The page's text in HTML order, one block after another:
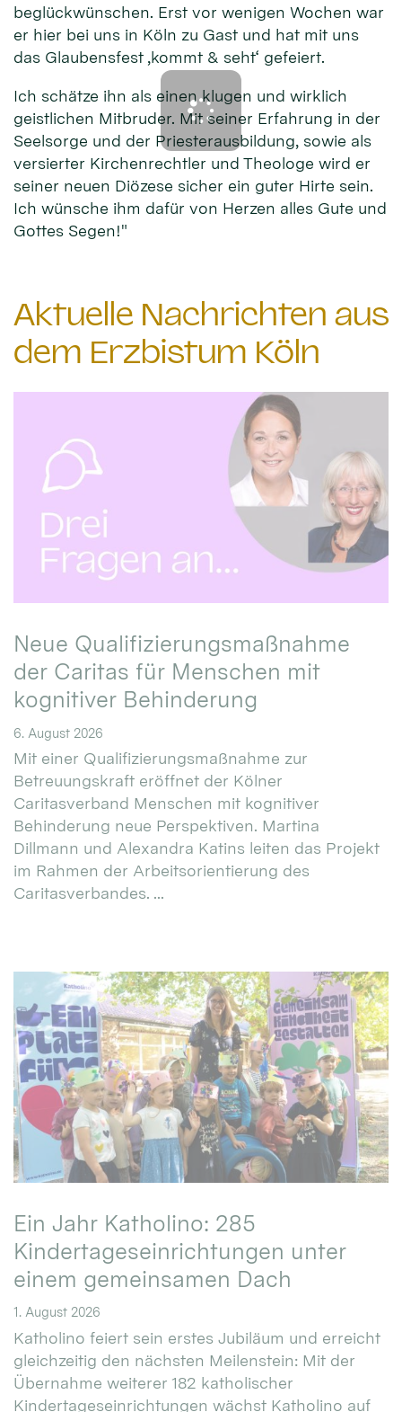
beglückwünschen. Erst vor wenigen Wochen war
er hier bei uns in Köln zu Gast und hat mit uns
das Glaubensfest ‚kommt & seht‘ gefeiert.
Ich schätze ihn als einen klugen und wirklich
geistlichen Mitbruder. Mit seiner Erfahrung in der
Seelsorge und der Priesterausbildung, sowie als
versierter Kirchenrechtler und Theologe wird er
seiner neuen Diözese sicher ein guter Hirte sein.
Ich wünsche ihm dafür von Herzen alles Gute und
Gottes Segen!"
Aktuelle Nachrichten aus
dem Erzbistum Köln
Neue Qualifizierungsmaßnahme
der Caritas für Menschen mit
kognitiver Behinderung
6. August 2026
Mit einer Qualifizierungsmaßnahme zur
Betreuungskraft eröffnet der Kölner
Caritasverband Menschen mit kognitiver
Behinderung neue Perspektiven. Martina
Dillmann und Alexandra Katins leiten das Projekt
im Rahmen der Arbeitsorientierung des
Caritasverbandes. ...
Ein Jahr Katholino: 285
Kindertageseinrichtungen unter
einem gemeinsamen Dach
1. August 2026
Katholino feiert sein erstes Jubiläum und erreicht
gleichzeitig den nächsten Meilenstein: Mit der
Übernahme weiterer 182 katholischer
Kindertageseinrichtungen wächst Katholino auf